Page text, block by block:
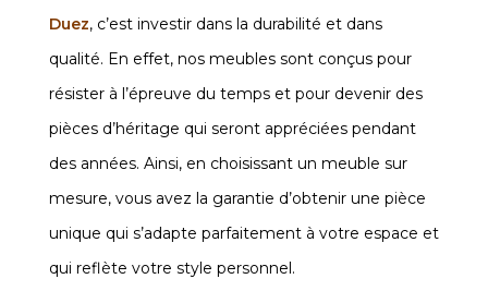
Duez, c’est investir dans la durabilité et dans
qualité. En effet, nos meubles sont conçus pour
résister à l’épreuve du temps et pour devenir des
pièces d’héritage qui seront appréciées pendant
des années. Ainsi, en choisissant un meuble sur
mesure, vous avez la garantie d’obtenir une pièce
unique qui s’adapte parfaitement à votre espace et
qui reflète votre style personnel.